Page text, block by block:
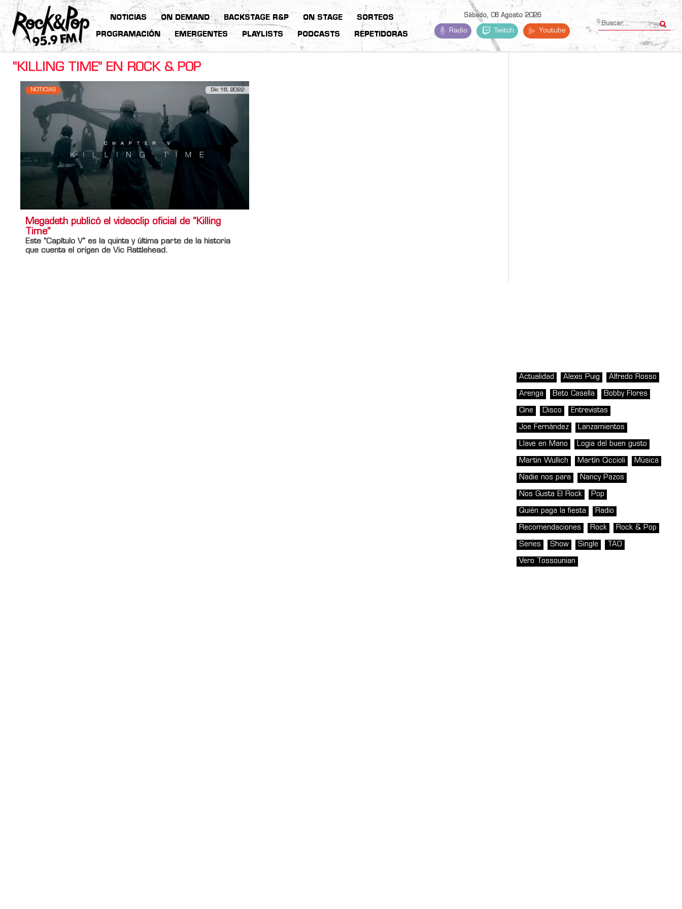
NOTICIAS ON DEMAND BACKSTAGE R&P ON STAGE SORTEOS
PROGRAMACIÓN EMERGENTES PLAYLISTS PODCASTS REPETIDORAS
Sábado, 08 Agosto 2026
Radio Twitch Youtube
"KILLING TIME" EN ROCK & POP
NOTICIAS Dic 16, 2022
Megadeth publicó el videoclip oficial de “Killing
Time”
Este “Capítulo V” es la quinta y última parte de la historia
que cuenta el origen de Vic Rattlehead.
Actualidad Alexis Puig Alfredo Rosso
Arenga Beto Casella Bobby Flores
Cine Disco Entrevistas
Joe Fernández Lanzamientos
Llave en Mano Logia del buen gusto
Martin Wullich Martín Ciccioli Música
Nadie nos para Nancy Pazos
Nos Gusta El Rock Pop
Quién paga la fiesta Radio
Recomendaciones Rock Rock & Pop
Series Show Single TAO
Vero Tossounian